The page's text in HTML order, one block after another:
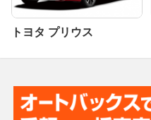
トヨタ プリウス